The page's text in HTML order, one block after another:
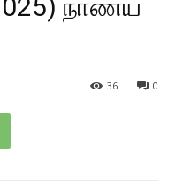
நாணய
0
36